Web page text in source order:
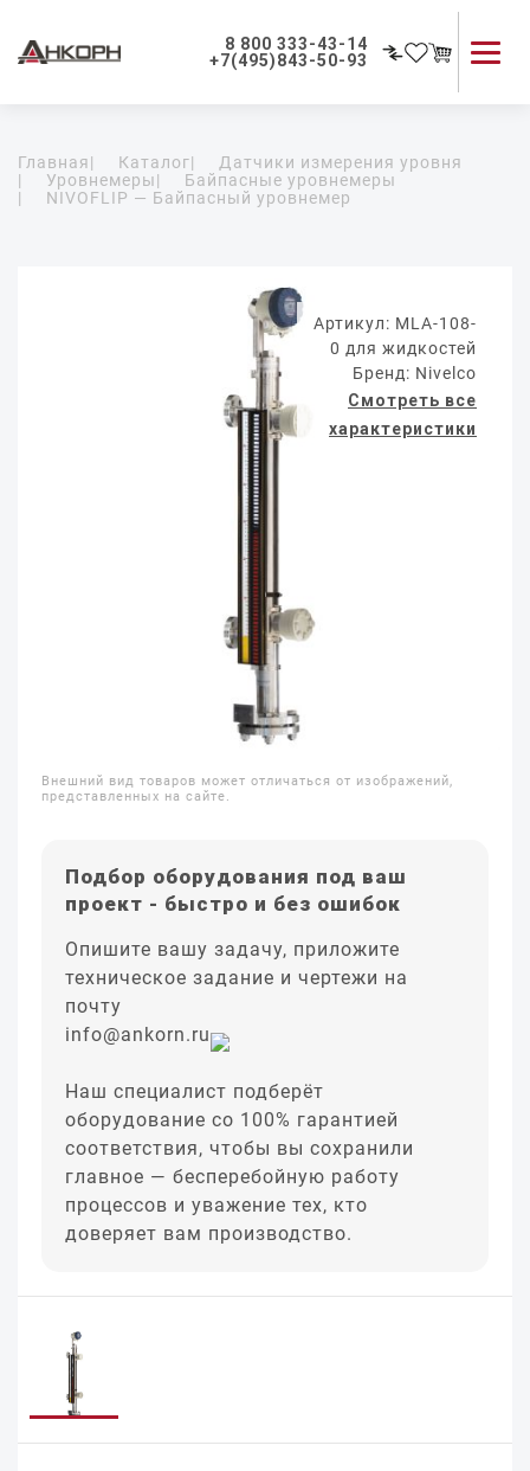
8 800 333-43-14
+7(495)843-50-93
Применение приборов
Главная| Каталог|
Датчики измерения уровня
|
Уровнемеры|
Байпасные уровнемеры
|
NIVOFLIP — Байпасный уровнемер
Артикул: MLA-108-
0 для жидкостей
Бренд: Nivelco
Смотреть все
характеристики
Внешний вид товаров может отличаться от изображений,
представленных на сайте.
Подбор оборудования под ваш
проект - быстро и без ошибок
Опишите вашу задачу, приложите
техническое задание и чертежи на
почту
info@ankorn.ru
Наш специалист подберёт
оборудование со 100% гарантией
соответствия, чтобы вы сохранили
главное — бесперебойную работу
процессов и уважение тех, кто
доверяет вам производство.